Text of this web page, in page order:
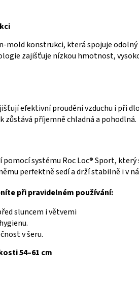
konstrukci, která spojuje
zajišťuje nízkou hmotnost,
efektivní proudění vzduchu i při
příjemně chladná a pohodlná.
systému Roc Loc® Sport, který
perfektně sedí a drží stabilně i v
při pravidelném používání:
sluncem i větvemi
v šeru.
54–61 cm